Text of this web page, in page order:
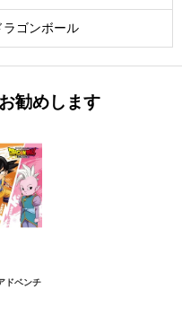
ラゴンボール
勧めします
ドベンチ